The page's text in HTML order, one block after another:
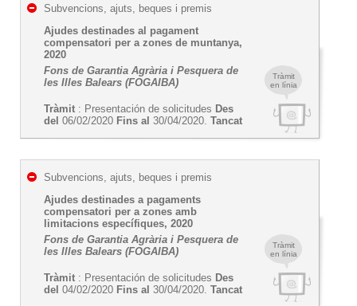
Tràmit
en línia
Subvencions, ajuts, beques i premis
Ajudes destinades al pagament
compensatori per a zones de muntanya,
2020
Fons de Garantia Agrària i Pesquera de
les Illes Balears (FOGAIBA)
Tràmit : Presentación de solicitudes Des
del 06/02/2020 Fins al 30/04/2020. Tancat
Tràmit
en línia
Subvencions, ajuts, beques i premis
Ajudes destinades a pagaments
compensatori per a zones amb
limitacions específiques, 2020
Fons de Garantia Agrària i Pesquera de
les Illes Balears (FOGAIBA)
Tràmit : Presentación de solicitudes Des
del 04/02/2020 Fins al 30/04/2020. Tancat